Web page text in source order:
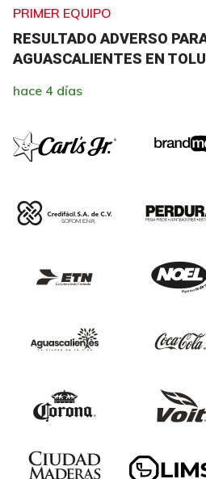
PRIMER EQUIPO
RESULTADO ADVERSO
AGUASCALIENTES EN
hace 4 días